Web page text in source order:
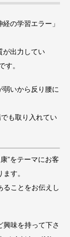
の学習エラー」
が出力してい
す。
弱いから反り腰に
も取り入れてい
”をテーマにお客
す。
ることをお伝えし
味を持って下さ